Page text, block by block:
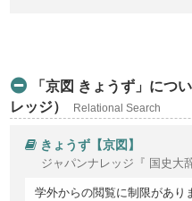
「京図 きょうず」につ
レッジ）
Relational Search
きょうず【京図】
ジャパンナレッジ『 国史大
学外からの閲覧に制限があり